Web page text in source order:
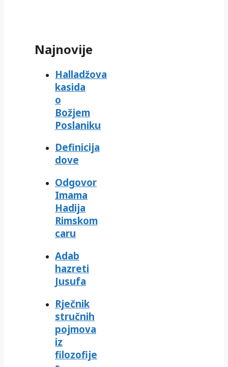
Najnovije
Halladžova
kasida
o
Božjem
Poslaniku
Definicija
dove
Odgovor
Imama
Hadija
Rimskom
caru
Adab
hazreti
Jusufa
Rječnik
stručnih
pojmova
iz
filozofije